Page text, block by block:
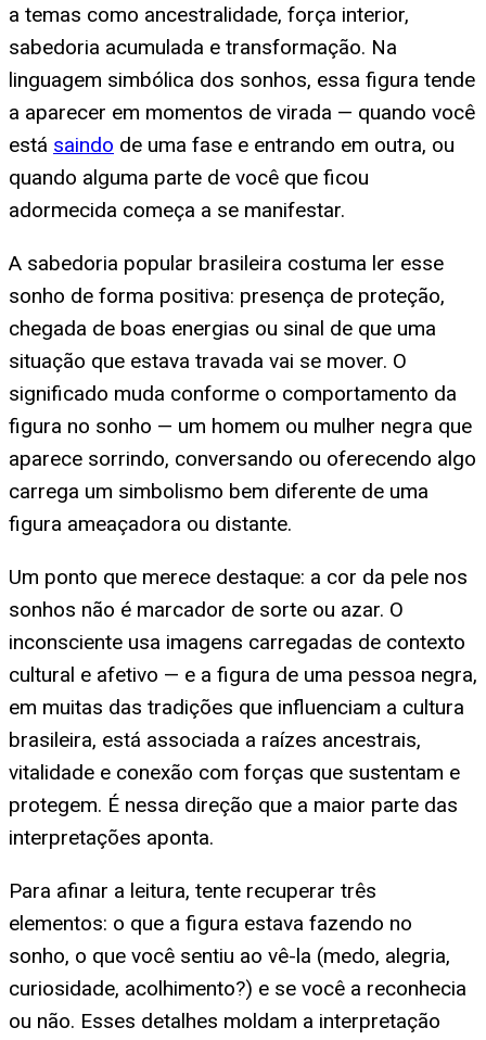
a temas como ancestralidade, força interior,
sabedoria acumulada e transformação. Na
linguagem simbólica dos sonhos, essa figura tende
a aparecer em momentos de virada — quando você
está saindo de uma fase e entrando em outra, ou
quando alguma parte de você que ficou
adormecida começa a se manifestar.
A sabedoria popular brasileira costuma ler esse
sonho de forma positiva: presença de proteção,
chegada de boas energias ou sinal de que uma
situação que estava travada vai se mover. O
significado muda conforme o comportamento da
figura no sonho — um homem ou mulher negra que
aparece sorrindo, conversando ou oferecendo algo
carrega um simbolismo bem diferente de uma
figura ameaçadora ou distante.
Um ponto que merece destaque: a cor da pele nos
sonhos não é marcador de sorte ou azar. O
inconsciente usa imagens carregadas de contexto
cultural e afetivo — e a figura de uma pessoa negra,
em muitas das tradições que influenciam a cultura
brasileira, está associada a raízes ancestrais,
vitalidade e conexão com forças que sustentam e
protegem. É nessa direção que a maior parte das
interpretações aponta.
Para afinar a leitura, tente recuperar três
elementos: o que a figura estava fazendo no
sonho, o que você sentiu ao vê-la (medo, alegria,
curiosidade, acolhimento?) e se você a reconhecia
ou não. Esses detalhes moldam a interpretação